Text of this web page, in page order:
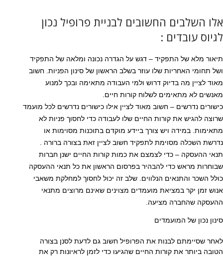
אלו השלבים החשובים לבניית פרופיל נכון
לגיוס עובדים :
תיאור מלא של התפקיד – דגש על הגדרה נכונה ומלאה של התפקיד
ושל תחומי האחריות שלו עוזר בשלב הראשון של סינון הפניות. חשוב
מאוד לציין מה בדיוק דרוש ולמי העבודה מתאימה ובכך למנוע
מאנשים לא מתאימים לשלוח קורות חיים.
כישורים נדרשים – חשוב מאוד לציין אילו כישורים נדרשים לכל מועמד
שרוצה להגיש את קורות החיים שלו לעבודה כדי לחסוך פניות לא
מתאימות. במידה ויש צורך ביידע מוקדם בתוכנות מסוימות או
נדרשת השכלה מסוימת לתפקיד חשוב לציין זאת בצורה ברורה .
תנאי ההעסקה – כדי לצמצם את כמות קורות החיים ישנן חברות
שבוחרות מראש כדי להבהיר בפרסום הראשון את כל תנאי ההעסקה
כולל השכר והתנאים הנלווים. שלב זה יכול לחסוך למחלקת משאבי
אנוש זמן יקר במציאת מועמדים מצוינים שאינם מרוצים מתנאי
ההעסקה שהחברה מציעה.
סינון נכון של המועמדים
לאחר שסיימתם לבנות את הפרופיל חשוב גם לדעת לסנן בצורה
הטובה ביותר את קורות החיים שהגיעו כדי לזמן לראיונות רק את